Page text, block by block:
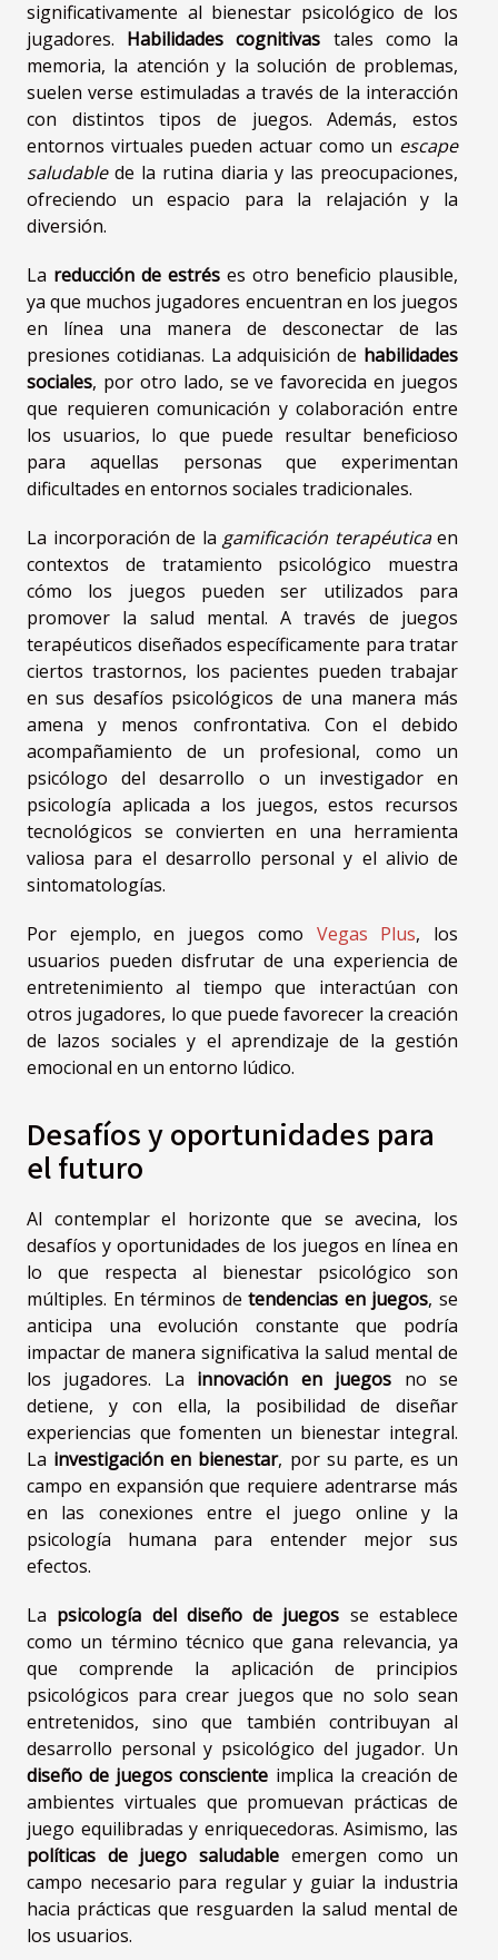
significativamente al bienestar psicológico de los
jugadores. Habilidades cognitivas tales como la
memoria, la atención y la solución de problemas,
suelen verse estimuladas a través de la interacción
con distintos tipos de juegos. Además, estos
entornos virtuales pueden actuar como un escape
saludablede la rutina diaria y las preocupaciones,
ofreciendo un espacio para la relajación y la
diversión.
La reducción de estrés es otro beneficio plausible,
ya que muchos jugadores encuentran en los juegos
en línea una manera de desconectar de las
presiones cotidianas. La adquisición de habilidades
sociales, por otro lado, se ve favorecida en juegos
que requieren comunicación y colaboración entre
los usuarios, lo que puede resultar beneficioso
para aquellas personas que experimentan
dificultades en entornos sociales tradicionales.
La incorporación de la gamificación terapéuticaen
contextos de tratamiento psicológico muestra
cómo los juegos pueden ser utilizados para
promover la salud mental. A través de juegos
terapéuticos diseñados específicamente para tratar
ciertos trastornos, los pacientes pueden trabajar
en sus desafíos psicológicos de una manera más
amena y menos confrontativa. Con el debido
acompañamiento de un profesional, como un
psicólogo del desarrollo o un investigador en
psicología aplicada a los juegos, estos recursos
tecnológicos se convierten en una herramienta
valiosa para el desarrollo personal y el alivio de
sintomatologías.
Por ejemplo, en juegos como Vegas Plus, los
usuarios pueden disfrutar de una experiencia de
entretenimiento al tiempo que interactúan con
otros jugadores, lo que puede favorecer la creación
de lazos sociales y el aprendizaje de la gestión
emocional en un entorno lúdico.
Desafíos y oportunidades para
el futuro
Al contemplar el horizonte que se avecina, los
desafíos y oportunidades de los juegos en línea en
lo que respecta al bienestar psicológico son
múltiples. En términos detendencias en juegos, se
anticipa una evolución constante que podría
impactar de manera significativa la salud mental de
los jugadores. La innovación en juegos no se
detiene, y con ella, la posibilidad de diseñar
experiencias que fomenten un bienestar integral.
La investigación en bienestar, por su parte, es un
campo en expansión que requiere adentrarse más
en las conexiones entre el juego online y la
psicología humana para entender mejor sus
efectos.
La psicología del diseño de juegos se establece
como un término técnico que gana relevancia, ya
que comprende la aplicación de principios
psicológicos para crear juegos que no solo sean
entretenidos, sino que también contribuyan al
desarrollo personal y psicológico del jugador. Un
diseño de juegos consciente implica la creación de
ambientes virtuales que promuevan prácticas de
juego equilibradas y enriquecedoras. Asimismo, las
políticas de juego saludable emergen como un
campo necesario para regular y guiar la industria
hacia prácticas que resguarden la salud mental de
los usuarios.